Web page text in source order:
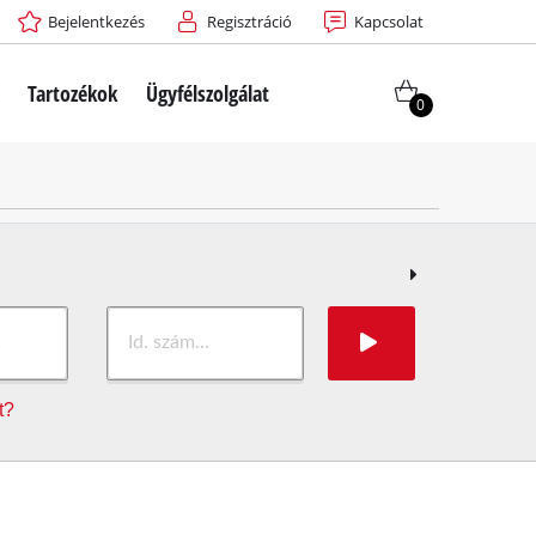
Bejelentkezés Regisztráció Kapcsolat
Tartozékok Ügyfélszolgálat 0